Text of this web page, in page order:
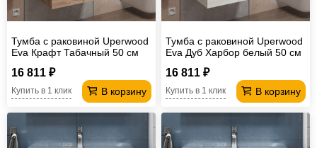
Тумба с раковиной Uperwood
Eva Крафт Табачный 50 см
16 811 ₽
В корзину
Купить в 1 клик
Тумба с раковиной Uperwood
Eva Дуб Харбор белый 50 см
16 811 ₽
В корзину
Купить в 1 клик